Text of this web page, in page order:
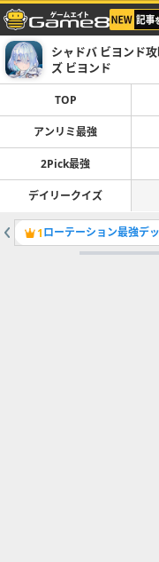
シャドバ ビヨンド
ズ ビヨンド
TOP
アンリミ最強
2Pick最強
デイリークイズ
1ローテーション最強デ